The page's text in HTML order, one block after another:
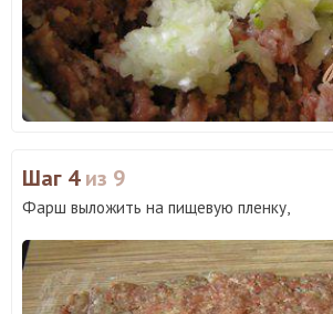
Шаг 4из 9
Фарш выложить на пищевую пленку,